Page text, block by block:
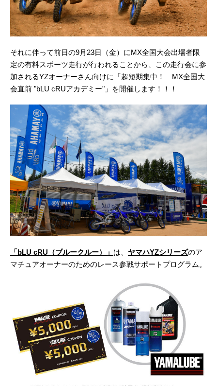
それに伴って前日の9月23日（金）にMX全国大会出場者限
定の有料スポーツ走行が行われることから、この走行会に参
加されるYZオーナーさん向けに「超短期集中！ MX全国大
会直前 "bLU cRUアカデミー"」を開催します！！！
「bLU cRU（ブルークルー）」 は、 ヤマハYZシリーズのア
マチュアオーナーのためのレース参戦サポートプログラム。